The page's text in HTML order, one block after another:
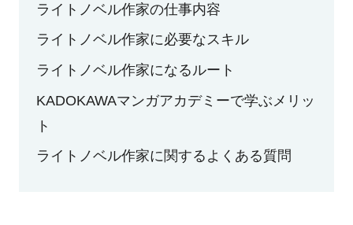
ライトノベル作家の仕事内容
ライトノベル作家に必要なスキル
ライトノベル作家になるルート
KADOKAWAマンガアカデミーで学ぶメリッ
ト
ライトノベル作家に関するよくある質問